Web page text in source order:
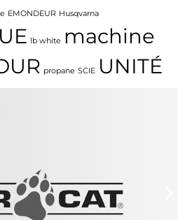
EMONDEUR Husqvarna
lb white machine
propane SCIE UNITÉ